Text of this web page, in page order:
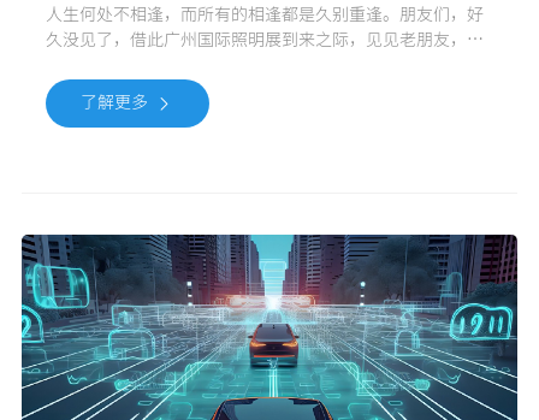
人生何处不相逢，而所有的相逢都是久别重逢。朋友们，好
久没见了，借此广州国际照明展到来之际，见见老朋友，会
正光学，匠心缔造每一束光线！ 想要了解产品更多详细信
息，请用微信扫描下方二维码关注我司微信公众号。
了解更多